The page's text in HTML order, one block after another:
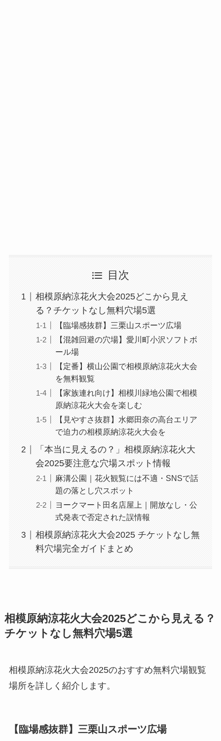
目次
相模原納涼花火大会2025どこから見え
る？チケットなし無料穴場5選
【臨場感抜群】三栗山スポーツ広場
【混雑回避の穴場】愛川町小沢ソフトボ
ール場
【定番】横山公園で相模原納涼花火大会
を無料観覧
【家族連れ向け】相模川緑地公園で相模
原納涼花火大会を楽しむ
【見やすさ抜群】水郷田奈の高台エリア
で迫力の相模原納涼花火大会を
「本当に見えるの？」相模原納涼花火大
会2025要注意な穴場スポット情報
麻溝公園｜花火観覧には不適・SNSで話
題の落とし穴スポット
ヨークマート田名店屋上｜開放なし・公
式発表で否定された誤情報
相模原納涼花火大会2025 チケットなし無
料穴場完全ガイドまとめ
相模原納涼花火大会2025どこから見える？
チケットなし無料穴場5選
相模原納涼花火大会2025のおすすめ無料穴場観覧
場所を詳しく紹介します。
【臨場感抜群】三栗山スポーツ広場